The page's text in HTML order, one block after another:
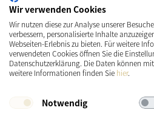
ZAHLUNGSMÖGLICHKEITEN
VERSAND
Wir verwenden Cookies
Wir nutzen diese zur Analyse unserer
verbessern, personalisierte Inhalte
Webseiten-Erlebnis zu bieten. Für weitere
verwendeten Cookies öffnen Sie die
Datenschutzerklärung. Die Daten können
weitere Informationen finden Sie hier.
Notwendig